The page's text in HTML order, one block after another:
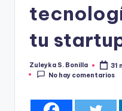
tu
Publicado
por
Zuleyka S. Bonilla
31
No hay comentarios